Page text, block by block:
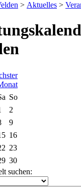
> Aktuelles >
So
2
9
16
23
30
suchen: